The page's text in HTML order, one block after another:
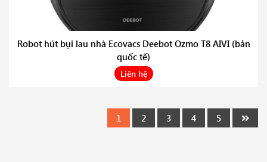
Robot hút bụi lau nhà Ecovacs Deebot Ozmo T8 AIVI (bản
quốc tế)
Liên hệ
1 2 3 4 5